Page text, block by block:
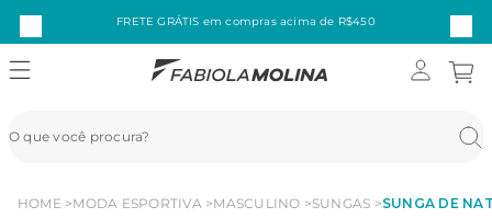
FRETE GRÁTIS em compras acima de R$450
HOME MODA ESPORTIVA MASCULINO SUNGAS SUNGA DE